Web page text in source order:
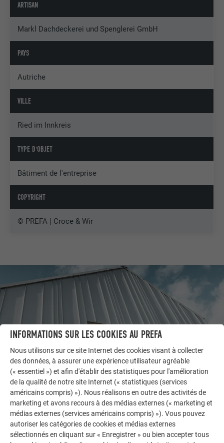
ARTISAN
Markl Dachdeckerei und Spenglerei GmbH
PAYS
Autriche
VILLE
Ried im Innkreis
TYPE D'OBJET
Bâtiment de l'entreprise
COPYRIGHT
© PREFA | Croce & Wir
LAISSEZ-VOUS INSPIRER
AUTRES BÂTIMENTS
La galerie de références PREFA démontre la
INFORMATIONS SUR LES COOKIES AU PREFA
Nous utilisons sur ce site Internet des cookies visant à collecter
des données, à assurer une expérience utilisateur agréable
(« essentiel ») et afin d'établir des statistiques pour l'amélioration
de la qualité de notre site Internet (« statistiques (services
américains compris) »). Nous réalisons en outre des activités de
marketing et avons recours à des médias externes (« marketing et
médias externes (services américains compris) »). Vous pouvez
autoriser les catégories de cookies et médias externes
sélectionnés en cliquant sur « Enregistrer » ou bien accepter tous